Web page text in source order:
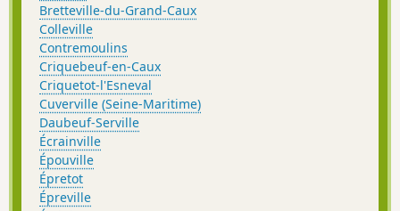
Bretteville-du-Grand-Caux
Colleville
Contremoulins
Criquebeuf-en-Caux
Criquetot-l'Esneval
Cuverville (Seine-Maritime)
Daubeuf-Serville
Écrainville
Épouville
Épretot
Épreville